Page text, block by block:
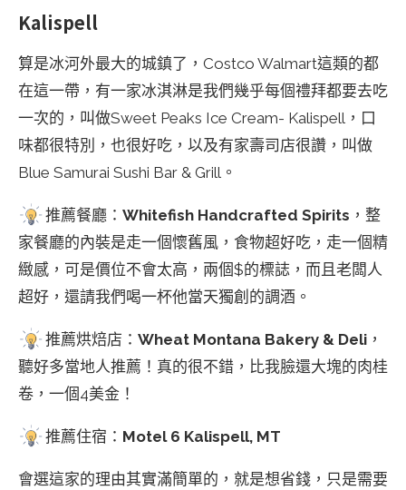
Kalispell
算是冰河外最大的城鎮了，Costco Walmart這類的都
在這一帶，有一家冰淇淋是我們幾乎每個禮拜都要去吃
一次的，叫做Sweet Peaks Ice Cream- Kalispell，口
味都很特別，也很好吃，以及有家壽司店很讚，叫做
Blue Samurai Sushi Bar & Grill。
推薦餐廳： Whitefish Handcrafted Spirits ，整
家餐廳的內裝是走一個懷舊風，食物超好吃，走一個精
緻感，可是價位不會太高，兩個$的標誌，而且老闆人
超好，還請我們喝一杯他當天獨創的調酒。
推薦烘焙店： Wheat Montana Bakery & Deli ，
聽好多當地人推薦！真的很不錯，比我臉還大塊的肉桂
卷，一個4美金！
推薦住宿： Motel 6 Kalispell, MT
會選這家的理由其實滿簡單的，就是想省錢，只是需要